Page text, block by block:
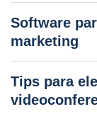
Software
marketing
Tips para